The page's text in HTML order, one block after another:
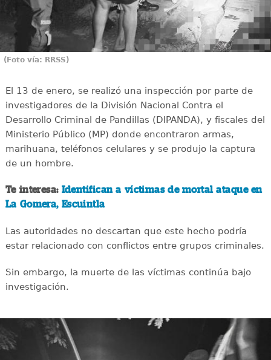
(Foto vía: RRSS)
El 13 de enero, se realizó una inspección por parte de
investigadores de la División Nacional Contra el
Desarrollo Criminal de Pandillas (DIPANDA), y fiscales del
Ministerio Público (MP) donde encontraron armas,
marihuana, teléfonos celulares y se produjo la captura
de un hombre.
Te interesa: Identifican a víctimas de mortal ataque en
La Gomera, Escuintla
Las autoridades no descartan que este hecho podría
estar relacionado con conflictos entre grupos criminales.
Sin embargo, la muerte de las víctimas continúa bajo
investigación.